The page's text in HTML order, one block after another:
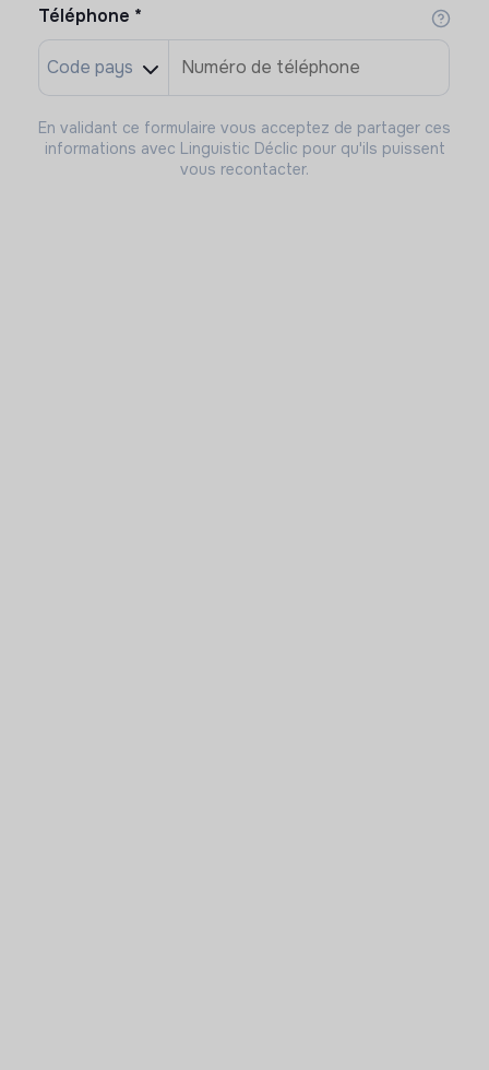
Téléphone *
En validant ce formulaire vous acceptez de partager ces
informations avec Linguistic Déclic pour qu'ils puissent
vous recontacter.